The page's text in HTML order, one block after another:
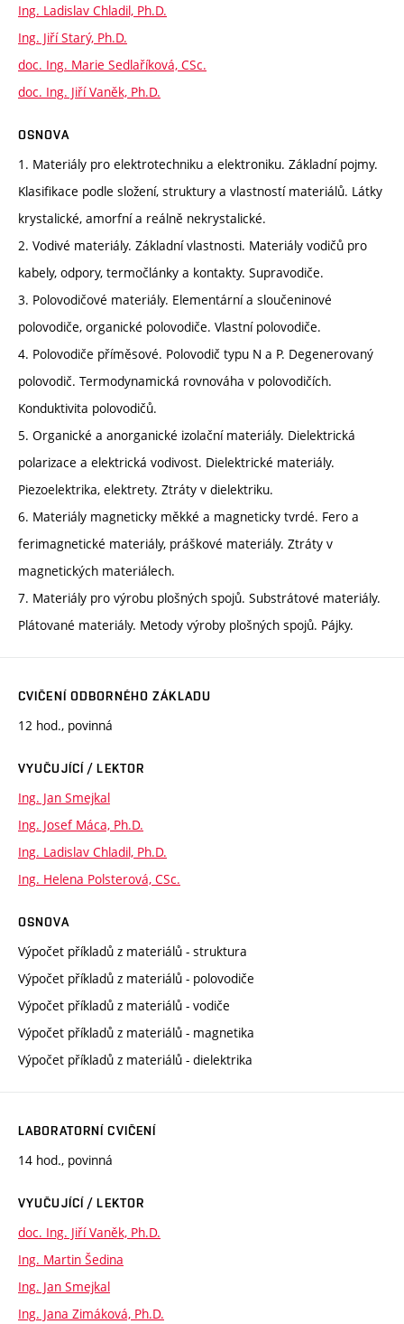
Ing. Ladislav Chladil, Ph.D.
Ing. Jiří Starý, Ph.D.
doc. Ing. Marie Sedlaříková, CSc.
doc. Ing. Jiří Vaněk, Ph.D.
OSNOVA
1. Materiály pro elektrotechniku a elektroniku. Základní pojmy.
Klasifikace podle složení, struktury a vlastností materiálů. Látky
krystalické, amorfní a reálně nekrystalické.
2. Vodivé materiály. Základní vlastnosti. Materiály vodičů pro
kabely, odpory, termočlánky a kontakty. Supravodiče.
3. Polovodičové materiály. Elementární a sloučeninové
polovodiče, organické polovodiče. Vlastní polovodiče.
4. Polovodiče příměsové. Polovodič typu N a P. Degenerovaný
polovodič. Termodynamická rovnováha v polovodičích.
Konduktivita polovodičů.
5. Organické a anorganické izolační materiály. Dielektrická
polarizace a elektrická vodivost. Dielektrické materiály.
Piezoelektrika, elektrety. Ztráty v dielektriku.
6. Materiály magneticky měkké a magneticky tvrdé. Fero a
ferimagnetické materiály, práškové materiály. Ztráty v
magnetických materiálech.
7. Materiály pro výrobu plošných spojů. Substrátové materiály.
Plátované materiály. Metody výroby plošných spojů. Pájky.
CVIČENÍ ODBORNÉHO ZÁKLADU
12 hod., povinná
VYUČUJÍCÍ / LEKTOR
Ing. Jan Smejkal
Ing. Josef Máca, Ph.D.
Ing. Ladislav Chladil, Ph.D.
Ing. Helena Polsterová, CSc.
OSNOVA
Výpočet příkladů z materiálů - struktura
Výpočet příkladů z materiálů - polovodiče
Výpočet příkladů z materiálů - vodiče
Výpočet příkladů z materiálů - magnetika
Výpočet příkladů z materiálů - dielektrika
LABORATORNÍ CVIČENÍ
14 hod., povinná
VYUČUJÍCÍ / LEKTOR
doc. Ing. Jiří Vaněk, Ph.D.
Ing. Martin Šedina
Ing. Jan Smejkal
Ing. Jana Zimáková, Ph.D.